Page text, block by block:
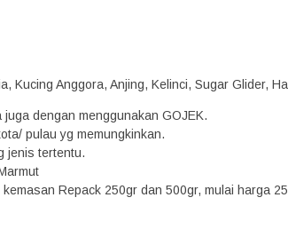
Kucing Anggora, Anjing, Kelinci, Sugar Glider,
juga dengan menggunakan GOJEK.
pulau yg memungkinkan.
jenis tertentu.
Repack 250gr dan 500gr, mulai harga